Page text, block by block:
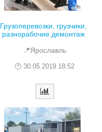
Грузоперевозки, грузчики,
разнорабочие демонтаж
📍Ярославль
30.05.2019 18:52